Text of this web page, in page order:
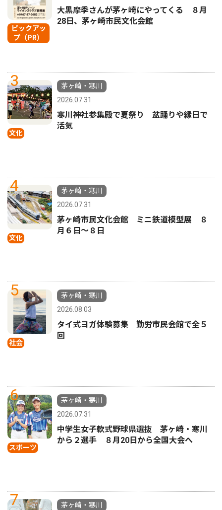
ピックアッ
プ（PR）
大黒摩季さんが茅ヶ崎にやってくる ８月
28日、茅ヶ崎市民文化会館
3
文化
茅ヶ崎・寒川
2026.07.31
寒川神社参集殿で夏祭り 盆踊りや縁日で
活気
4
文化
茅ヶ崎・寒川
2026.07.31
茅ヶ崎市民文化会館 ミニ鉄道模型展 ８
月６日〜８日
5
社会
茅ヶ崎・寒川
2026.08.03
タイ式ヨガ体験募集 勤労市民会館で全５
回
6
スポーツ
茅ヶ崎・寒川
2026.07.31
中学生女子軟式野球県選抜 茅ヶ崎・寒川
から２選手 ８月20日から全国大会へ
7
茅ヶ崎・寒川